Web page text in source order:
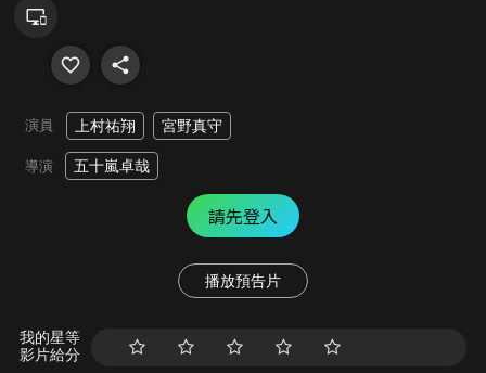
演員 上村祐翔 宮野真守
導演 五十嵐卓哉
請先登入
播放預告片
我的星等
影片給分